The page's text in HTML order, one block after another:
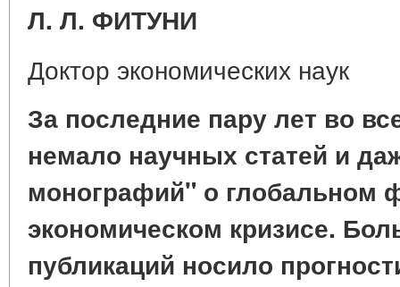
Л. Л. ФИТУНИ
Доктор экономических наук
За последние пару лет во
немало научных статей и
монографий" о глобальном
экономическом кризисе.
публикаций носило